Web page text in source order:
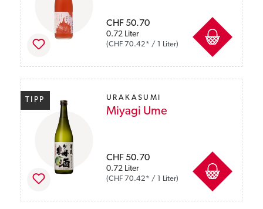
0.72 Liter
(CHF 70.42* / 1 Liter)
CHF 50.70
Preise inkl. MwSt. zzgl. Versandkosten
TIPP URAKASUMI
Miyagi Ume
0.72 Liter
(CHF 70.42* / 1 Liter)
CHF 50.70
Preise inkl. MwSt. zzgl. Versandkosten